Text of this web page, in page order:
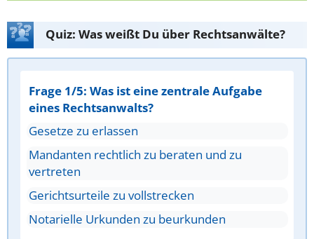
Quiz: Was weißt Du über Rechtsanwälte?
Frage 1/5: Was ist eine zentrale Aufgabe
eines Rechtsanwalts?
Gesetze zu erlassen
Mandanten rechtlich zu beraten und zu
vertreten
Gerichtsurteile zu vollstrecken
Notarielle Urkunden zu beurkunden